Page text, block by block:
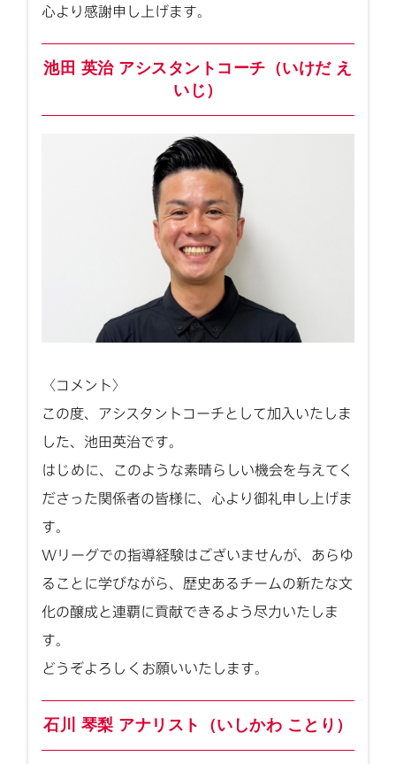
心より感謝申し上げます。
池田 英治 アシスタントコーチ（いけだ え
いじ）
〈コメント〉
この度、アシスタントコーチとして加入いたしま
した、池田英治です。
はじめに、このような素晴らしい機会を与えてく
ださった関係者の皆様に、心より御礼申し上げま
す。
Wリーグでの指導経験はございませんが、あらゆ
ることに学びながら、歴史あるチームの新たな文
化の醸成と連覇に貢献できるよう尽力いたしま
す。
どうぞよろしくお願いいたします。
石川 琴梨 アナリスト（いしかわ ことり）